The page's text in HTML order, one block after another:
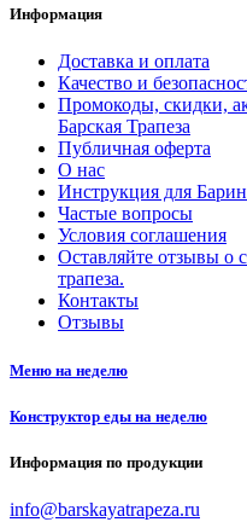
Информация
Доставка и оплата
Качество и
Промокоды, скидки,
Барская Трапеза
Публичная оферта
О нас
Инструкция для
Частые вопросы
Условия соглашения
Оставляйте отзывы о
трапеза.
Контакты
Отзывы
Меню на неделю
Конструктор еды на неделю
Информация по продукции
info@barskayatrapeza.ru